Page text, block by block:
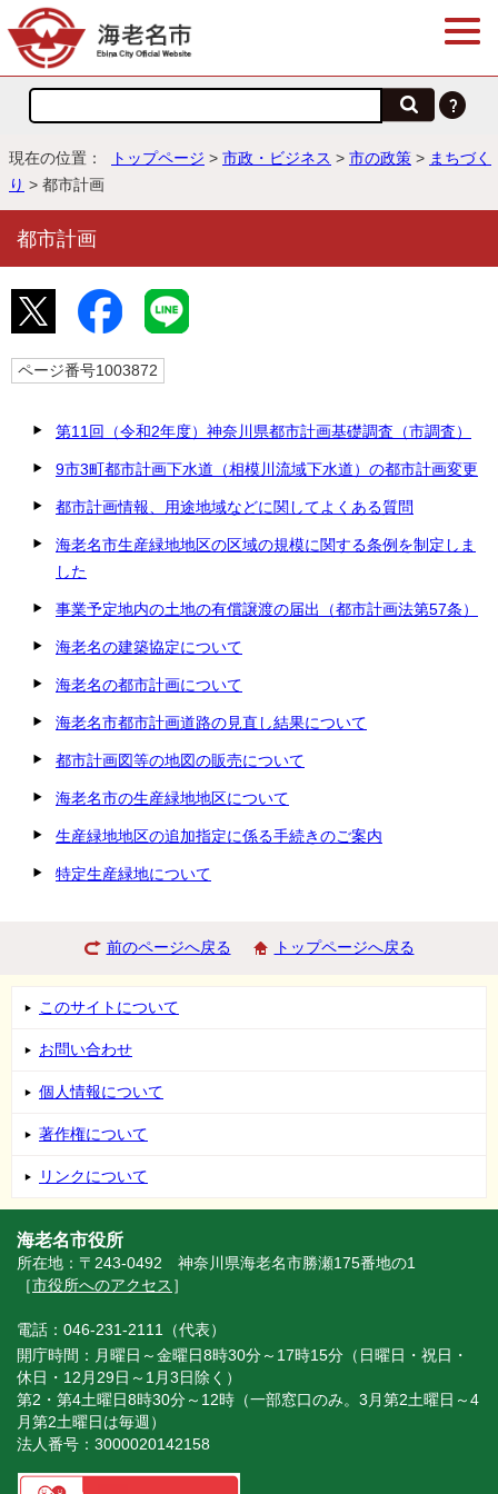
現在の位置： トップページ > 市政・ビジネス > 市の政策 > まちづく
り > 都市計画
都市計画
ページ番号1003872
第11回（令和2年度）神奈川県都市計画基礎調査（市調査）
9市3町都市計画下水道（相模川流域下水道）の都市計画変更
都市計画情報、用途地域などに関してよくある質問
海老名市生産緑地地区の区域の規模に関する条例を制定しま
した
事業予定地内の土地の有償譲渡の届出（都市計画法第57条）
海老名の建築協定について
海老名の都市計画について
海老名市都市計画道路の見直し結果について
都市計画図等の地図の販売について
海老名市の生産緑地地区について
生産緑地地区の追加指定に係る手続きのご案内
特定生産緑地について
前のページへ戻る トップページへ戻る
このサイトについて
お問い合わせ
個人情報について
著作権について
リンクについて
海老名市役所
所在地：〒243-0492 神奈川県海老名市勝瀬175番地の1
［市役所へのアクセス ］
電話：046-231-2111（代表）
開庁時間：月曜日～金曜日8時30分～17時15分（日曜日・祝日・
休日・12月29日～1月3日除く）
第2・第4土曜日8時30分～12時（一部窓口のみ。3月第2土曜日～4
月第2土曜日は毎週）
法人番号：3000020142158